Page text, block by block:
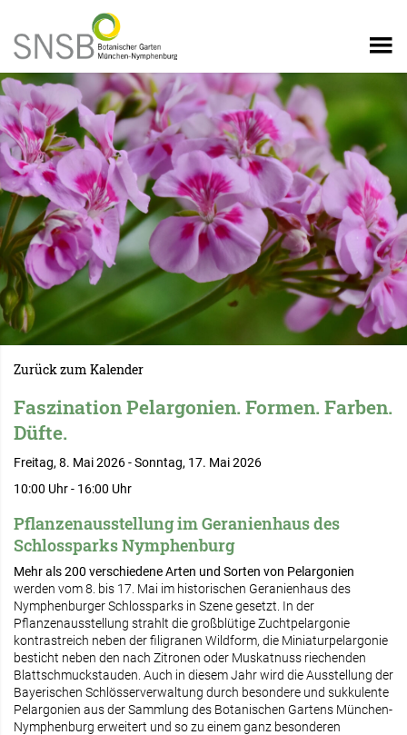
Zurück zum Kalender
Faszination Pelargonien. Formen. Farben.
Düfte.
Freitag, 8. Mai 2026 - Sonntag, 17. Mai 2026
10:00 Uhr - 16:00 Uhr
Pflanzenausstellung im Geranienhaus des
Schlossparks Nymphenburg
Mehr als 200 verschiedene Arten und Sorten von Pelargonien
werden vom 8. bis 17. Mai im historischen Geranienhaus des
Nymphenburger Schlossparks in Szene gesetzt. In der
Pflanzenausstellung strahlt die großblütige Zuchtpelargonie
kontrastreich neben der filigranen Wildform, die Miniaturpelargonie
besticht neben den nach Zitronen oder Muskatnuss riechenden
Blattschmuckstauden. Auch in diesem Jahr wird die Ausstellung der
Bayerischen Schlösserverwaltung durch besondere und sukkulente
Pelargonien aus der Sammlung des Botanischen Gartens München-
Nymphenburg erweitert und so zu einem ganz besonderen